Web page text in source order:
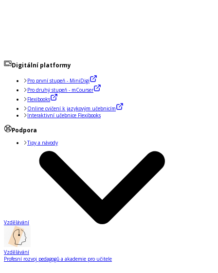
Digitální platformy
Pro první stupeň - MiniDigi
Pro druhý stupeň - mCourser
Flexibooks
Online cvičení k jazykovým učebnicím
Interaktivní učebnice Flexibooks
Podpora
Tipy a návody
Vzdělávání
Vzdělávání
Profesní rozvoj pedagogů a akademie pro učitele